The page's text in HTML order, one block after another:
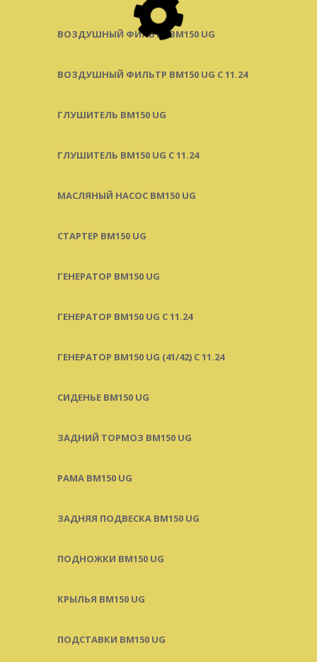
ВОЗДУШНЫЙ ФИЛЬТР BM150 UG
ВОЗДУШНЫЙ ФИЛЬТР BM150 UG C 11.24
ГЛУШИТЕЛЬ BM150 UG
ГЛУШИТЕЛЬ BM150 UG С 11.24
МАСЛЯНЫЙ НАСОС BM150 UG
СТАРТЕР BM150 UG
ГЕНЕРАТОР BM150 UG
ГЕНЕРАТОР BM150 UG С 11.24
ГЕНЕРАТОР BM150 UG (41/42) С 11.24
СИДЕНЬЕ BM150 UG
ЗАДНИЙ ТОРМОЗ BM150 UG
РАМА BM150 UG
ЗАДНЯЯ ПОДВЕСКА BM150 UG
ПОДНОЖКИ BM150 UG
КРЫЛЬЯ BM150 UG
ПОДСТАВКИ BM150 UG